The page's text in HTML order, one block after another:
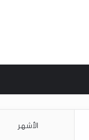
الأشهر